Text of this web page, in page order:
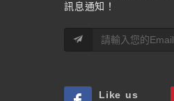
訊息通知！
Like us